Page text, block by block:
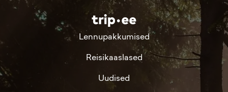
Lennupakkumised
Reisikaaslased
Uudised